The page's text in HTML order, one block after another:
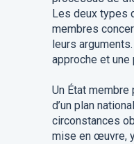
Les deux types
membres
leurs
approche et
Un État
d’un plan
circonstances
mise en œuvre,